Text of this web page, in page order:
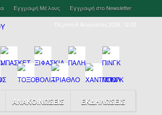
Εγγραφή Μέλους Εγγραφή στο Newsletter
Πέμπτη 6 Αύγουστος 2026, 12:32
ΑΝΑΚΟΙΝΩΣΕΙΣ ΕΚΔΗΛΩΣΕΙΣ